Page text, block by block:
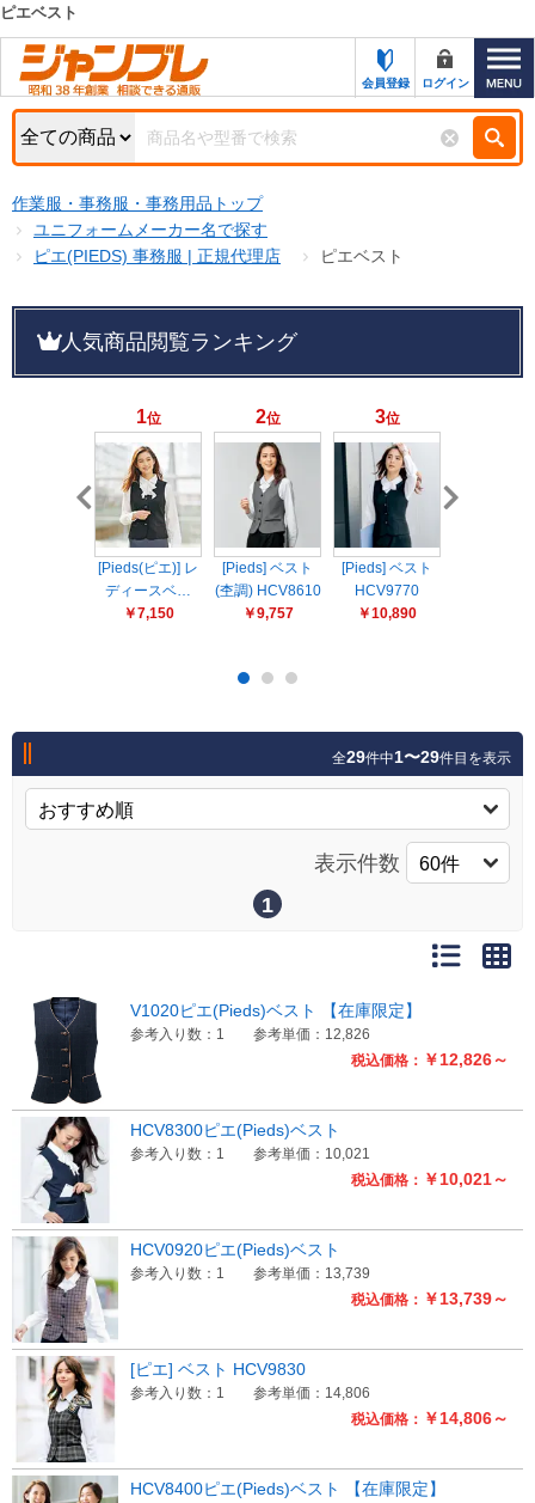
カテゴリー一覧
お知らせ
特集・キャンペーン一覧
初めての方へ
お問い合わせ
サポート＆ヘルプ
ジャンブレの特長
新規登録キャンペーン
名入れ刺繍
メーカーカタログ一覧
試着サンプル無料貸し出し
ログアウト
Myページ 見積書
キーワード検索
検索条件
商品カテゴリから選ぶ
商品ステータスで絞る
キャンペーン
オリジナル
処分品
販売終了
販売価格(税抜き)で絞る
ピエベスト
会員登録 ログイン
作業服・事務服・事務用品トップ
ユニフォームメーカー名で探す
ピエ(PIEDS) 事務服 | 正規代理店
ピエベスト
人気商品閲覧ランキング
1位
[Pieds(ピエ)] レ
ディースベ…
￥7,150
2位
[Pieds] ベスト
(杢調) HCV8610
￥9,757
3位
[Pieds] ベスト
HCV9770
￥10,890
全29件中1〜29件目を表示
表示件数
1
税込価格： ￥12,826～
V1020ピエ(Pieds)ベスト 【在庫限定】
参考入り数：1 参考単価：12,826
税込価格： ￥10,021～
HCV8300ピエ(Pieds)ベスト
参考入り数：1 参考単価：10,021
税込価格： ￥13,739～
HCV0920ピエ(Pieds)ベスト
参考入り数：1 参考単価：13,739
税込価格： ￥14,806～
[ピエ] ベスト HCV9830
参考入り数：1 参考単価：14,806
HCV8400ピエ(Pieds)ベスト 【在庫限定】